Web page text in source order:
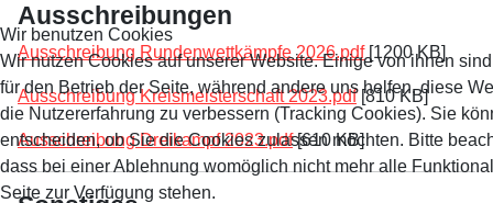
Ausschreibungen
Ausschreibung Rundenwettkämpfe 2026.pdf[1200 KB]
Ausschreibung Kreismeisterschaft 2023.pdf[810 KB]
Ausschreibung Dreikampf 2023.pdf[610 KB]
Wir benutzen Cookies
Wir nutzen Cookies auf unserer Website. Einige von ihnen
für den Betrieb der Seite, während andere uns helfen, diese
die Nutzererfahrung zu verbessern (Tracking Cookies). Sie
entscheiden, ob Sie die Cookies zulassen möchten. Bitte
dass bei einer Ablehnung womöglich nicht mehr alle
Seite zur Verfügung stehen.